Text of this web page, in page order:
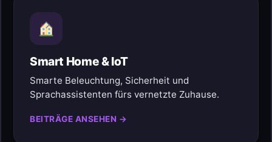
Smart Home & IoT
Smarte Beleuchtung, Sicherheit und
Sprachassistenten fürs vernetzte Zuhause.
BEITRÄGE ANSEHEN →